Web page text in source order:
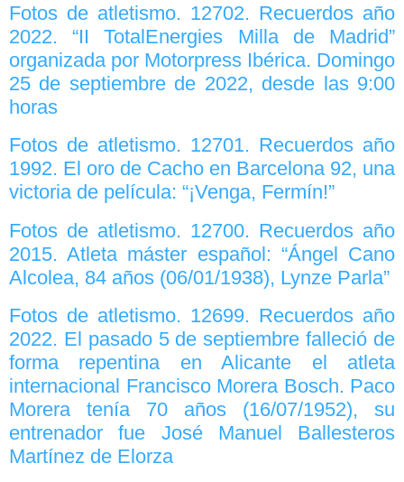
Fotos de atletismo. 12702. Recuerdos año
2022. “II TotalEnergies Milla de Madrid”
organizada por Motorpress Ibérica. Domingo
25 de septiembre de 2022, desde las 9:00
horas
Fotos de atletismo. 12701. Recuerdos año
1992. El oro de Cacho en Barcelona 92, una
victoria de película: “¡Venga, Fermín!”
Fotos de atletismo. 12700. Recuerdos año
2015. Atleta máster español: “Ángel Cano
Alcolea, 84 años (06/01/1938), Lynze Parla”
Fotos de atletismo. 12699. Recuerdos año
2022. El pasado 5 de septiembre falleció de
forma repentina en Alicante el atleta
internacional Francisco Morera Bosch. Paco
Morera tenía 70 años (16/07/1952), su
entrenador fue José Manuel Ballesteros
Martínez de Elorza